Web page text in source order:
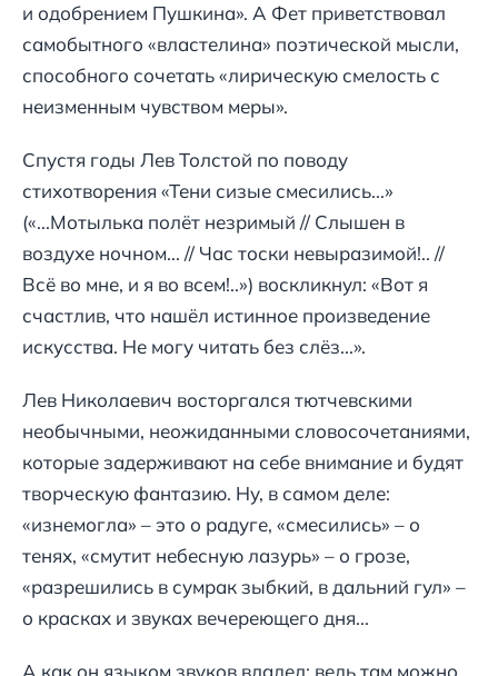
и одобрением Пушкина». А Фет приветствовал
самобытного «властелина» поэтической мысли,
способного сочетать «лирическую смелость с
неизменным чувством меры».
Спустя годы Лев Толстой по поводу
стихотворения «Тени сизые смесились...»
(«...Мотылька полёт незримый // Слышен в
воздухе ночном... // Час тоски невыразимой!.. //
Всё во мне, и я во всем!..») воскликнул: «Вот я
счастлив, что нашёл истинное произведение
искусства. Не могу читать без слёз...».
Лев Николаевич восторгался тютчевскими
необычными, неожиданными словосочетаниями,
которые задерживают на себе внимание и будят
творческую фантазию. Ну, в самом деле:
«изнемогла» – это о радуге, «смесились» – о
тенях, «смутит небесную лазурь» – о грозе,
«разрешились в сумрак зыбкий, в дальний гул» –
о красках и звуках вечереющего дня...